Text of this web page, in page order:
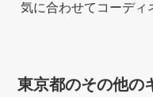
気に合わせてコーディ
東京都のその他の